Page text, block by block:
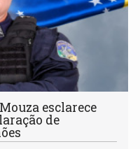
esclarece
de